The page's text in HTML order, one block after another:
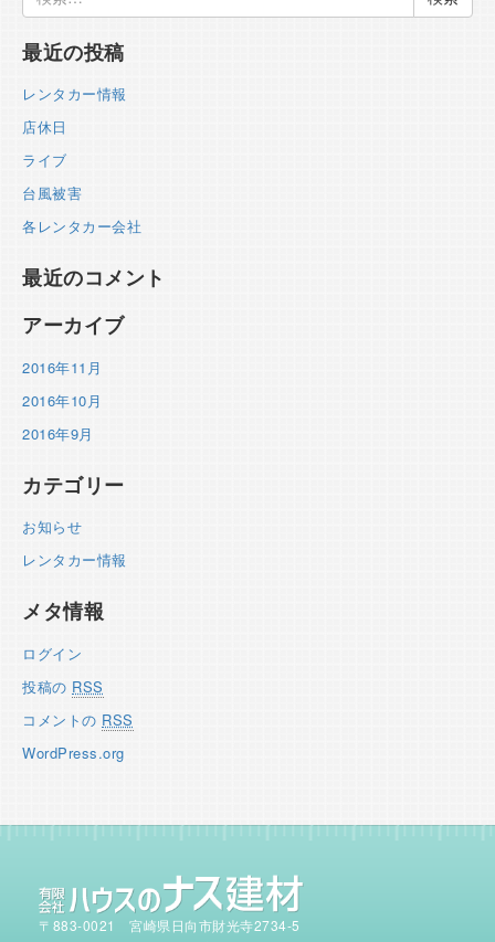
索:
最近の投稿
レンタカー情報
店休日
ライブ
台風被害
各レンタカー会社
最近のコメント
アーカイブ
2016年11月
2016年10月
2016年9月
カテゴリー
お知らせ
レンタカー情報
メタ情報
ログイン
投稿の RSS
コメントの RSS
WordPress.org
〒883-0021 宮崎県日向市財光寺2734-5